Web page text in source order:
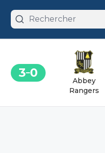
3 0
Abbey
Rangers